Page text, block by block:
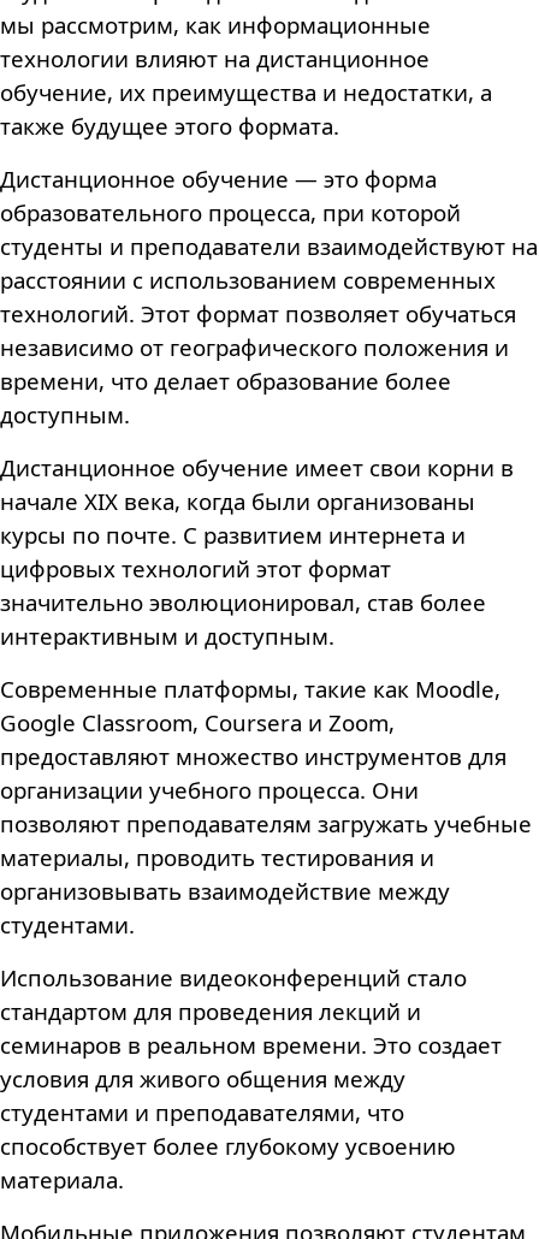
мы рассмотрим, как информационные
технологии влияют на дистанционное
обучение, их преимущества и недостатки, а
также будущее этого формата.
Дистанционное обучение — это форма
образовательного процесса, при которой
студенты и преподаватели взаимодействуют на
расстоянии с использованием современных
технологий. Этот формат позволяет обучаться
независимо от географического положения и
времени, что делает образование более
доступным.
Дистанционное обучение имеет свои корни в
начале XIX века, когда были организованы
курсы по почте. С развитием интернета и
цифровых технологий этот формат
значительно эволюционировал, став более
интерактивным и доступным.
Современные платформы, такие как Moodle,
Google Classroom, Coursera и Zoom,
предоставляют множество инструментов для
организации учебного процесса. Они
позволяют преподавателям загружать учебные
материалы, проводить тестирования и
организовывать взаимодействие между
студентами.
Использование видеоконференций стало
стандартом для проведения лекций и
семинаров в реальном времени. Это создает
условия для живого общения между
студентами и преподавателями, что
способствует более глубокому усвоению
материала.
Мобильные приложения позволяют студентам